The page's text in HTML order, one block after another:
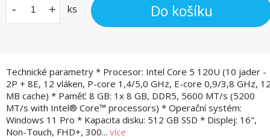
Technické parametry * Procesor: Intel Core 5 120U (10 jader -
2P + 8E, 12 vláken, P-core 1,4/5,0 GHz, E-core 0,9/3,8 GHz,
MB cache) * Paměť: 8 GB: 1x 8 GB, DDR5, 5600 MT/s (5200
MT/s with Intel® Core™ processors) * Operační systém:
Windows 11 Pro * Kapacita disku: 512 GB SSD * Displej: 16",
Non-Touch, FHD+, 300... více
- + ks Do košíku